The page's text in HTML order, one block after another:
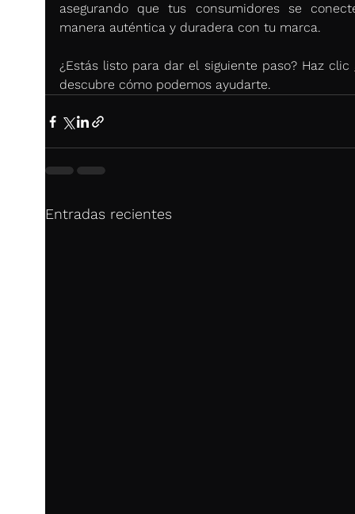
asegurando que tus consumidores se
manera auténtica y duradera con tu marca.
¿Estás listo para dar el siguiente paso? Haz clic
descubre cómo podemos ayudarte.
Entradas recientes